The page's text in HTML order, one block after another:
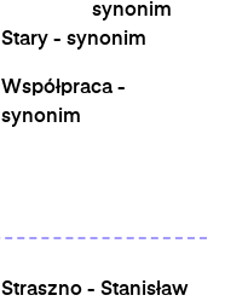
synonim
Stary - synonim
Współpraca -
synonim
Straszno - Stanisław